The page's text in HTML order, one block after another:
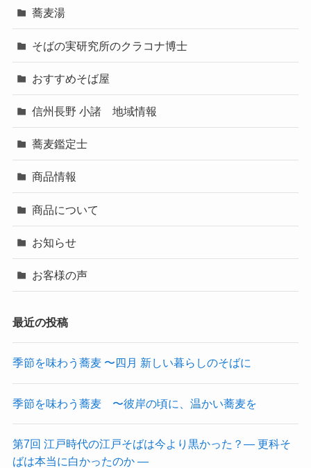
蕎麦湯
そばの実研究所のクラコナ博士
おすすめそば屋
信州長野 小諸 地域情報
蕎麦鑑定士
商品情報
商品について
お知らせ
お客様の声
最近の投稿
季節を味わう蕎麦 〜四月 新しい暮らしのそばに
季節を味わう蕎麦 〜彼岸の頃に、温かい蕎麦を
第7回 江戸時代の江戸そばは今より黒かった？― 更科そ
ばは本当に白かったのか ―